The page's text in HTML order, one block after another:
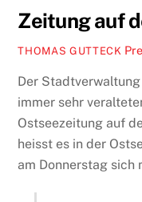
Zeitung auf
THOMAS GUTTECK
Der
immer sehr
Ostseezeitung auf
heisst es in der
am Donnerstag sich